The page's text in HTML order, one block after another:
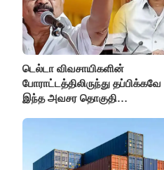
டெல்டா விவசாயிகளின்
போராட்டத்திலிருந்து தப்பிக்கவே
இந்த அவசர தொகுதி